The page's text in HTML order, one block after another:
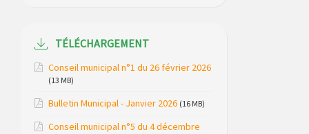
Modification des horaires (et lieux) pour
les permanences de la gendarmerie
Maison des services de Ruynes en
TÉLÉCHARGEMENT
Conseil municipal n°1 du 26 février 2026
(13 MB)
Bulletin Municipal - Janvier 2026 (16 MB)
Conseil municipal n°5 du 4 décembre